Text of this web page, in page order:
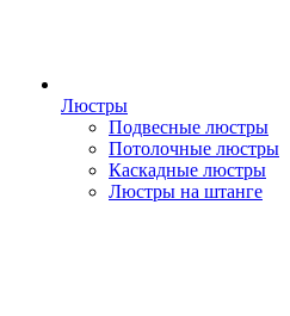
Люстры
Подвесные люстры
Потолочные люстры
Каскадные люстры
Люстры на штанге